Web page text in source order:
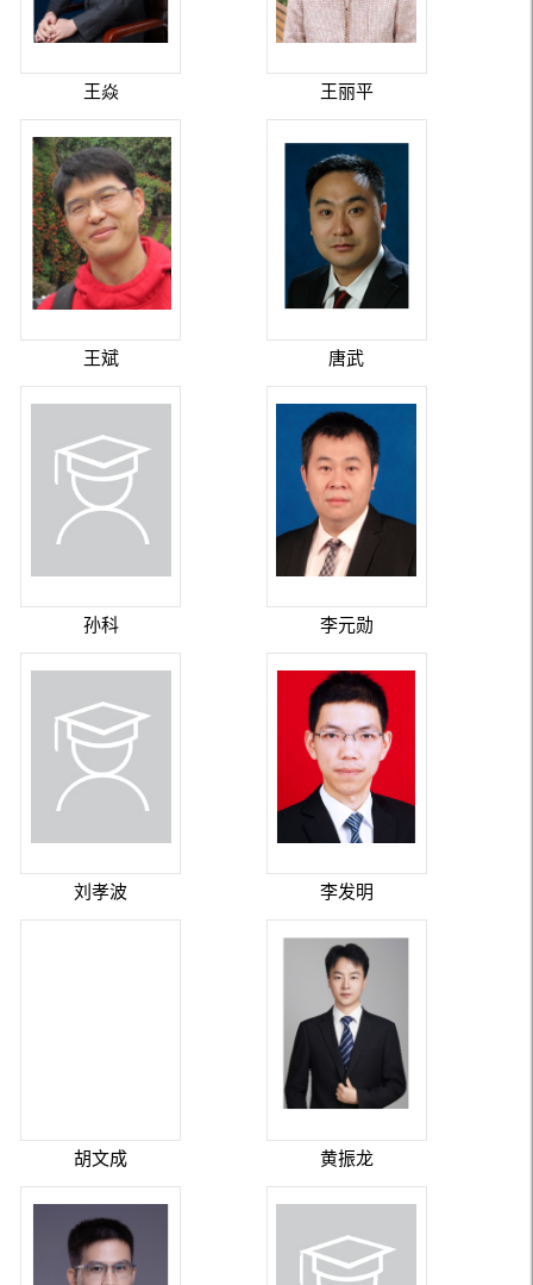
王焱 王丽平
王斌 唐武
孙科 李元勋
刘孝波 李发明
胡文成 黄振龙